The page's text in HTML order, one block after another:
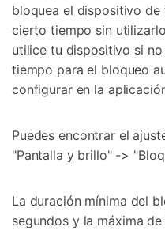
bloquea el dispositivo
cierto tiempo sin
utilice tu dispositivo si
tiempo para el bloqueo
configurar en la
Puedes encontrar el
"Pantalla y brillo" ->
La duración mínima del
segundos y la máxima